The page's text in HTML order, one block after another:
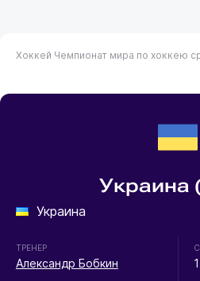
Хоккей Чемпионат мира по хоккею
Украина
Украина
ТРЕНЕР
Александр Бобкин